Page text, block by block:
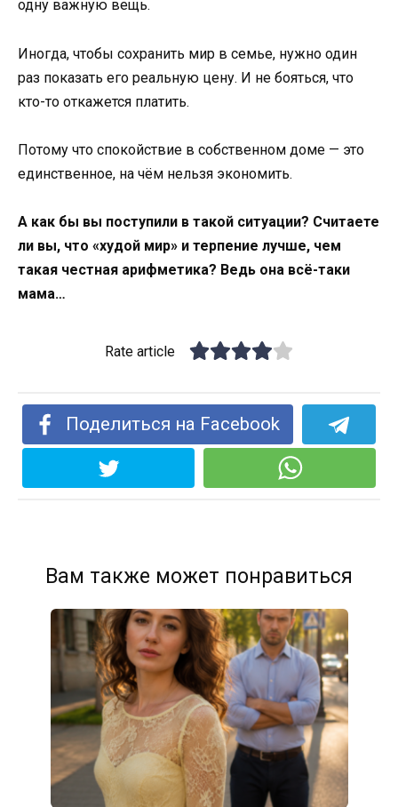
одну важную вещь.
Иногда, чтобы сохранить мир в семье, нужно один
раз показать его реальную цену. И не бояться, что
кто-то откажется платить.
Потому что спокойствие в собственном доме — это
единственное, на чём нельзя экономить.
А как бы вы поступили в такой ситуации? Считаете
ли вы, что «худой мир» и терпение лучше, чем
такая честная арифметика? Ведь она всё-таки
мама…
Rate article
Поделиться на Facebook
Вам также может понравиться